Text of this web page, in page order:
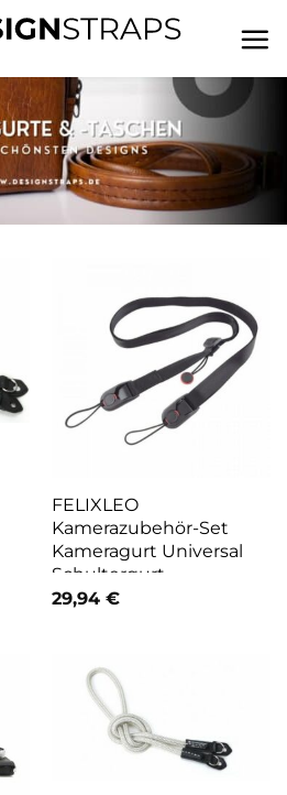
FELIXLEO
Kamerazubehör-Set
Kameragurt Universal
Schultergurt
Schnellverschluss
29,94 €